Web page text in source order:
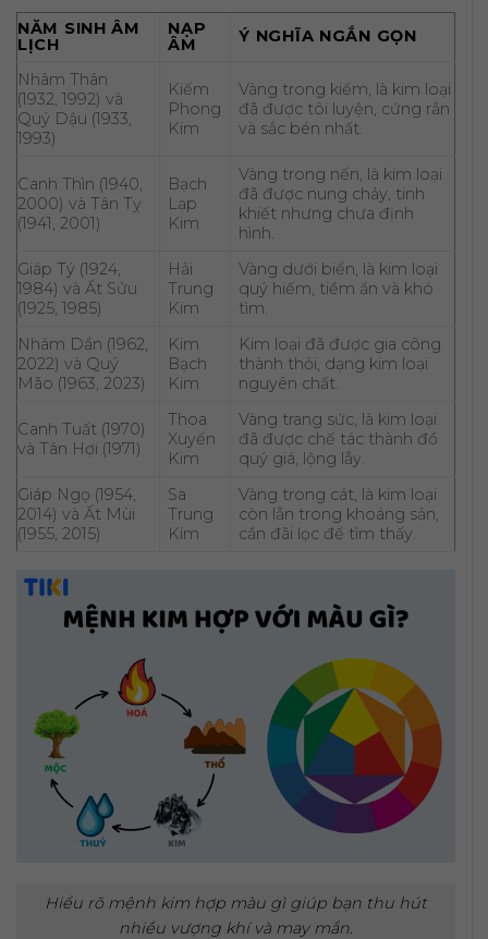
NĂM SINH ÂM
LỊCH
NẠP
ÂM
Ý NGHĨA NGẮN GỌN
Nhâm Thân
(1932, 1992) và
Quý Dậu (1933,
1993)
Kiếm
Phong
Kim
Vàng trong kiếm, là kim loại
đã được tôi luyện, cứng rắn
và sắc bén nhất.
Canh Thìn (1940,
2000) và Tân Tỵ
(1941, 2001)
Bạch
Lạp
Kim
Vàng trong nến, là kim loại
đã được nung chảy, tinh
khiết nhưng chưa định
hình.
Giáp Tý (1924,
1984) và Ất Sửu
(1925, 1985)
Hải
Trung
Kim
Vàng dưới biển, là kim loại
quý hiếm, tiềm ẩn và khó
tìm.
Nhâm Dần (1962,
2022) và Quý
Mão (1963, 2023)
Kim
Bạch
Kim
Kim loại đã được gia công
thành thỏi, dạng kim loại
nguyên chất.
Canh Tuất (1970)
và Tân Hợi (1971)
Thoa
Xuyến
Kim
Vàng trang sức, là kim loại
đã được chế tác thành đồ
quý giá, lộng lẫy.
Giáp Ngọ (1954,
2014) và Ất Mùi
(1955, 2015)
Sa
Trung
Kim
Vàng trong cát, là kim loại
còn lẫn trong khoáng sản,
cần đãi lọc để tìm thấy.
Hiểu rõ mệnh kim hợp màu gì giúp bạn thu hút
nhiều vượng khí và may mắn.